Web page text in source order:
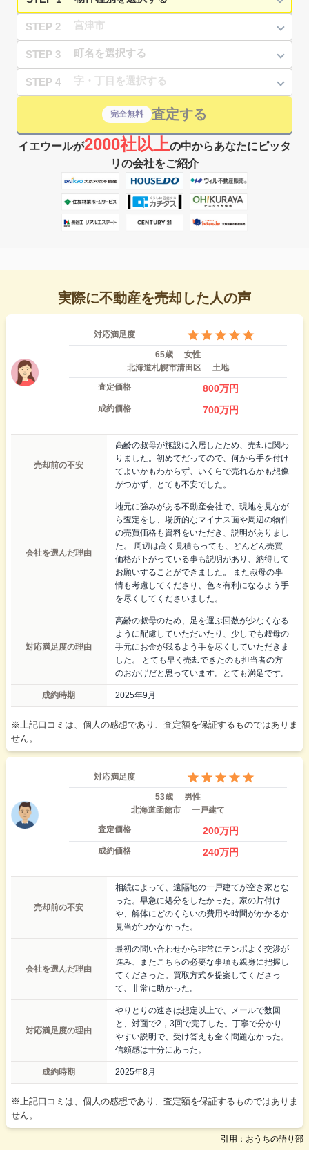
STEP 2
STEP 3
STEP 4
完全無料 査定する
イエウールが2000社以上の中からあなたにピッタ
リの会社をご紹介
実際に不動産を売却した人の声
対応満足度
65歳
女性
北海道札幌市清田区
土地
査定価格
800万円
成約価格 700万円
売却前の不安
高齢の叔母が施設に入居したため、売却に関わ
りました。初めてだってので、何から手を付け
てよいかもわからず、いくらで売れるかも想像
がつかず、とても不安でした。
会社を選んだ理由
地元に強みがある不動産会社で、現地を見なが
ら査定をし、場所的なマイナス面や周辺の物件
の売買価格も資料をいただき、説明がありまし
た。 周辺は高く見積もっても、どんどん売買
価格が下がっている事も説明があり、納得して
お願いすることができました。 また叔母の事
情も考慮してくださり、色々有利になるよう手
を尽くしてくださいました。
対応満足度の理由
高齢の叔母のため、足を運ぶ回数が少なくなる
ように配慮していただいたり、少しでも叔母の
手元にお金が残るよう手を尽くしていただきま
した。 とても早く売却できたのも担当者の方
のおかげだと思っています。とても満足です。
成約時期 2025年9月
※上記口コミは、個人の感想であり、査定額を保証するものではありま
せん。
対応満足度
53歳
男性
北海道函館市
一戸建て
査定価格
200万円
成約価格 240万円
売却前の不安
相続によって、遠隔地の一戸建てが空き家とな
った。早急に処分をしたかった。家の片付け
や、解体にどのくらいの費用や時間がかかるか
見当がつかなかった。
会社を選んだ理由
最初の問い合わせから非常にテンポよく交渉が
進み、またこちらの必要な事項も親身に把握し
てくださった。買取方式を提案してくださっ
て、非常に助かった。
対応満足度の理由
やりとりの速さは想定以上で、メールで数回
と、対面で2，3回で完了した。丁寧で分かり
やすい説明で、受け答えも全く問題なかった。
信頼感は十分にあった。
成約時期 2025年8月
※上記口コミは、個人の感想であり、査定額を保証するものではありま
せん。
引用：おうちの語り部